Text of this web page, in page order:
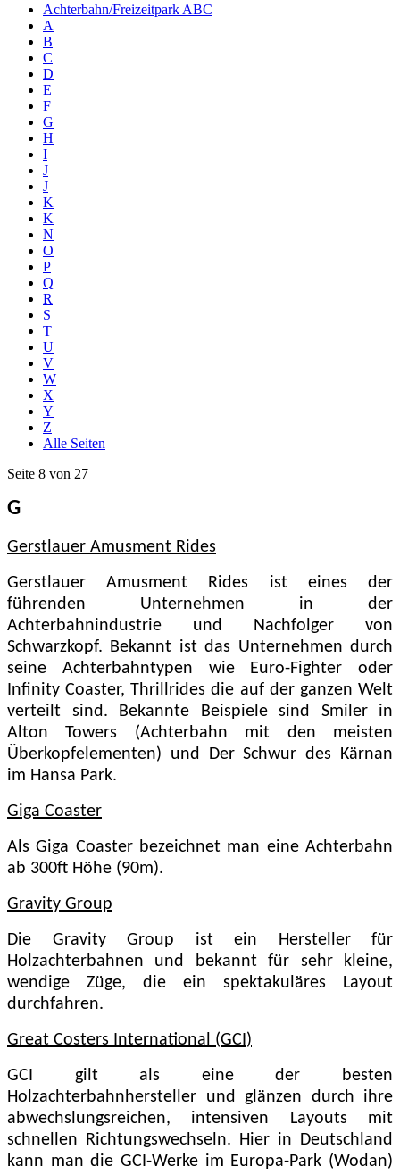
Achterbahn/Freizeitpark ABC
A
B
C
D
E
F
G
H
I
J
J
K
K
N
O
P
Q
R
S
T
U
V
W
X
Y
Z
Alle Seiten
Seite 8 von 27
G
Gerstlauer Amusment Rides
Gerstlauer Amusment Rides ist eines der
führenden Unternehmen in der
Achterbahnindustrie und Nachfolger von
Schwarzkopf. Bekannt ist das Unternehmen durch
seine Achterbahntypen wie Euro-Fighter oder
Infinity Coaster, Thrillrides die auf der ganzen Welt
verteilt sind. Bekannte Beispiele sind Smiler in
Alton Towers (Achterbahn mit den meisten
Überkopfelementen) und Der Schwur des Kärnan
im Hansa Park.
Giga Coaster
Als Giga Coaster bezeichnet man eine Achterbahn
ab 300ft Höhe (90m).
Gravity Group
Die Gravity Group ist ein Hersteller für
Holzachterbahnen und bekannt für sehr kleine,
wendige Züge, die ein spektakuläres Layout
durchfahren.
Great Costers International (GCI)
GCI gilt als eine der besten
Holzachterbahnhersteller und glänzen durch ihre
abwechslungsreichen, intensiven Layouts mit
schnellen Richtungswechseln. Hier in Deutschland
kann man die GCI-Werke im Europa-Park (Wodan)